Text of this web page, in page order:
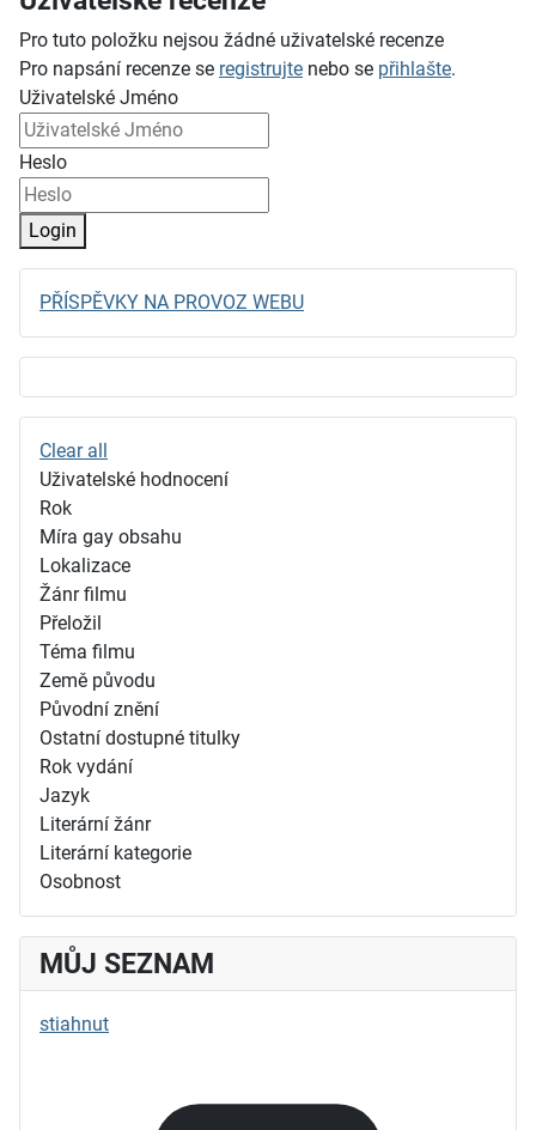
Pro tuto položku nejsou žádné uživatelské recenze
Pro napsání recenze se registrujte nebo se přihlašte.
Uživatelské Jméno
Heslo
Login
PŘÍSPĚVKY NA PROVOZ WEBU
Clear all
Uživatelské hodnocení
Rok
Míra gay obsahu
Lokalizace
Žánr filmu
Přeložil
Téma filmu
Země původu
Původní znění
Ostatní dostupné titulky
Rok vydání
Jazyk
Literární žánr
Literární kategorie
Osobnost
MŮJ SEZNAM
stiahnut